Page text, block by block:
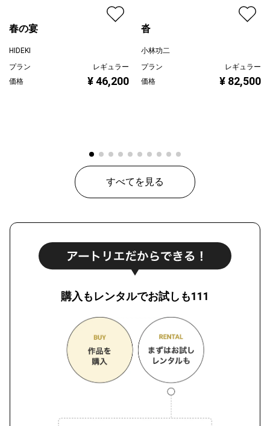
春の宴
HIDEKI
プラン
レギュラー
価格
¥ 46,200
沓
小林功二
プラン
レギュラー
価格
¥ 82,500
すべてを見る
購入もレンタルでお試しも111